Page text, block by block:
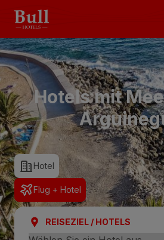
Hotels mit
Hotel
Flug + Hotel
REISEZIEL / HOTELS